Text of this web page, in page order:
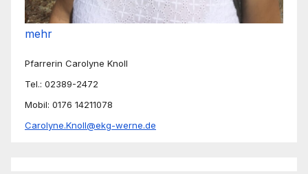
mehr
Pfarrerin Carolyne Knoll
Tel.: 02389-2472
Mobil: 0176 14211078
Carolyne.Knoll@ekg-werne.de